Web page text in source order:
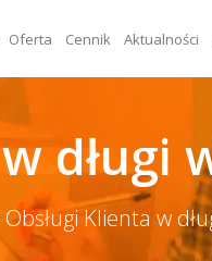
Oferta Cennik Aktualności
długi
Klienta w